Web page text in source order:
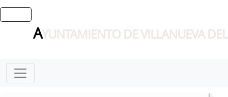
AYUNTAMIENTO DE VILLANUEVA